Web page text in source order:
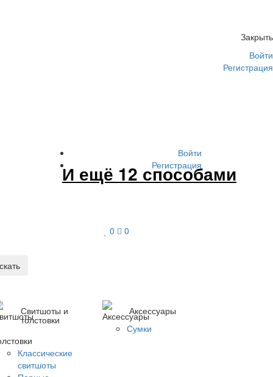
Закрыть
Войти
Регистрация
Войти
Регистрация
0 0
Свитшоты и
толстовки
Классические
свитшоты
Аксессуары
Сумки
И ещё 12 способами